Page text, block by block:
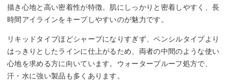
描き心地と高い密着性が特徴。肌にしっかりと密着しやすく、長
時間アイラインをキープしやすいのが魅力です。
リキッドタイプほどシャープになりすぎず、ペンシルタイプより
はっきりとしたラインに仕上がるため、両者の中間のような使い
心地を求める方に向いています。ウォータープルーフ処方で、
汗・水に強い製品も多くあります。